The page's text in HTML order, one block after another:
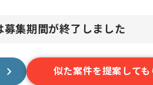
募集期間が終了しました
似た案件を提案しても